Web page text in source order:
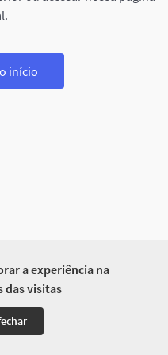
a experiência na
das visitas
início